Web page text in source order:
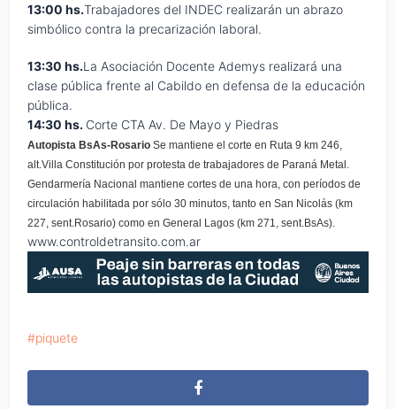
13:00 hs.Trabajadores del INDEC realizarán un abrazo
simbólico contra la precarización laboral.
13:30 hs.La Asociación Docente Ademys realizará una
clase pública frente al Cabildo en defensa de la educación
pública.
14:30 hs. Corte CTA Av. De Mayo y Piedras
Autopista BsAs-Rosario Se mantiene el corte en Ruta 9 km 246,
alt.Villa Constitución por protesta de trabajadores de Paraná Metal.
Gendarmería Nacional mantiene cortes de una hora, con períodos de
circulación habilitada por sólo 30 minutos, tanto en San Nicolás (km
227, sent.Rosario) como en General Lagos (km 271, sent.BsAs).
www.controldetransito.com.ar
piquete